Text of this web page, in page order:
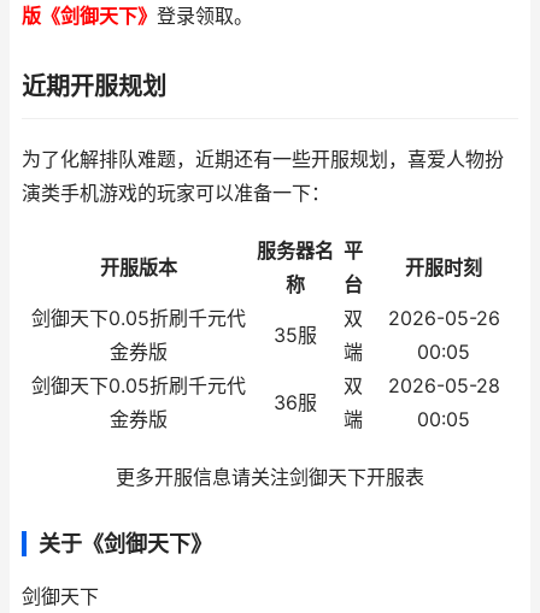
版《剑御天下》 登录领取。
近期开服规划
为了化解排队难题，近期还有一些开服规划，喜爱人物扮
演类手机游戏的玩家可以准备一下：
开服版本
服务器名
称
平
台
开服时刻
剑御天下0.05折刷千元代
金券版
35服
双
端
2026-05-26
00:05
剑御天下0.05折刷千元代
金券版
36服
双
端
2026-05-28
00:05
更多开服信息请关注剑御天下开服表
关于《剑御天下》
剑御天下